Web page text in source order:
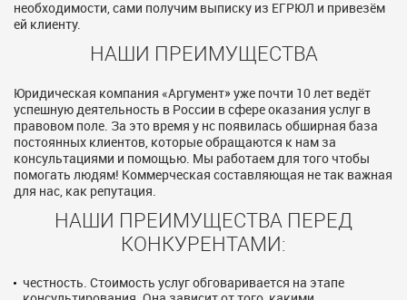
необходимости, сами получим выписку из ЕГРЮЛ и привезём
ей клиенту.
НАШИ ПРЕИМУЩЕСТВА
Юридическая компания «Аргумент» уже почти 10 лет ведёт
успешную деятельность в России в сфере оказания услуг в
правовом поле. За это время у нс появилась обширная база
постоянных клиентов, которые обращаются к нам за
консультациями и помощью. Мы работаем для того чтобы
помогать людям! Коммерческая составляющая не так важная
для нас, как репутация.
НАШИ ПРЕИМУЩЕСТВА ПЕРЕД
КОНКУРЕНТАМИ:
честность. Стоимость услуг обговаривается на этапе